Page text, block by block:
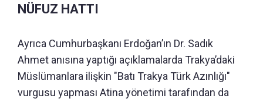
NÜFUZ HATTI
Ayrıca Cumhurbaşkanı Erdoğan’ın Dr. Sadık
Ahmet anısına yaptığı açıklamalarda Trakya’daki
Müslümanlara ilişkin "Batı Trakya Türk Azınlığı"
vurgusu yapması Atina yönetimi tarafından da